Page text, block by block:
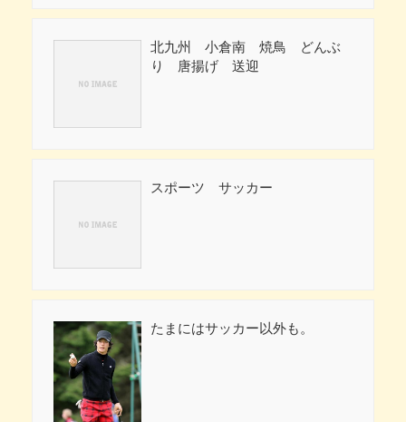
北九州 小倉南 焼鳥 どんぶ
り 唐揚げ 送迎
スポーツ サッカー
たまにはサッカー以外も。